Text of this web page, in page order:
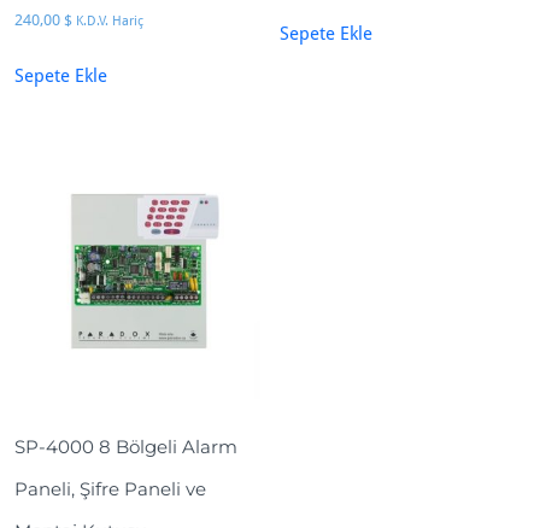
240,00 $ K.D.V. Hariç
Sepete Ekle
Sepete Ekle
SP-4000 8 Bölgeli Alarm
Paneli, Şifre Paneli ve